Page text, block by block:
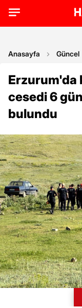
Anasayfa Güncel
Erzurum'da
cesedi 6
bulundu